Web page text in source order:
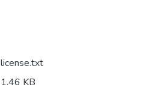
license.txt
1.46 KB